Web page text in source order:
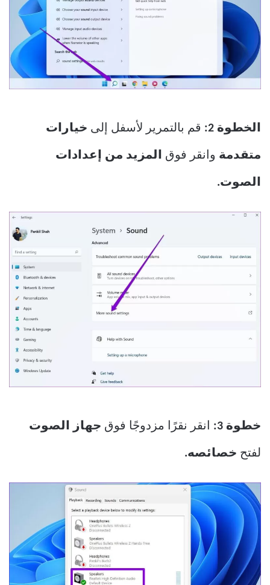
الخطوة 2: قم بالتمرير لأسفل إلى خيارات
متقدمة وانقر فوق المزيد من إعدادات
الصوت.
خطوة 3: انقر نقرًا مزدوجًا فوق جهاز الصوت
لفتح خصائصه.